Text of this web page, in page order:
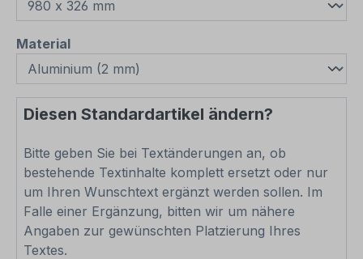
Materialauswählen
Diesen Standardartikel ändern?
Bitte geben Sie bei Textänderungen an, ob
bestehende Textinhalte komplett ersetzt oder nur
um Ihren Wunschtext ergänzt werden sollen. Im
Falle einer Ergänzung, bitten wir um nähere
Angaben zur gewünschten Platzierung Ihres
Textes.